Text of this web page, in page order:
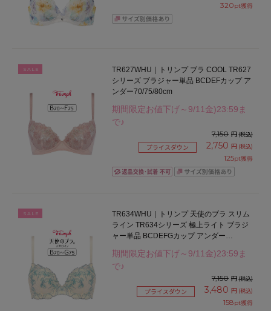
320pt獲得
SALE
TR627WHU｜トリンプ ブラ COOL TR627
シリーズ ブラジャー単品 BCDEFカップ ア
ンダー70/75/80cm
期間限定お値下げ～9/11金)23:59ま
で♪
7,150 円(税込)
プライスダウン 2,750 円 (税込)
125pt獲得
SALE
TR634WHU｜トリンプ 天使のブラ スリム
ライン TR634シリーズ 極上ライト ブラジ
ャー単品 BCDEFGカップ アンダー
期間限定お値下げ～9/11金)23:59ま
で♪
7,150 円(税込)
プライスダウン 3,480 円 (税込)
158pt獲得